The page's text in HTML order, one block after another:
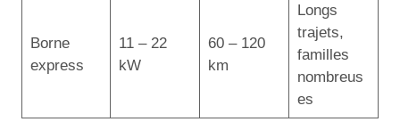
Borne
express
11 – 22
kW
60 – 120
km
Longs
trajets,
familles
nombreus
es